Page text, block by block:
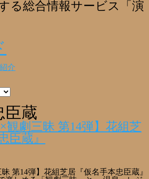
る総合情報サービス「演
介
臣蔵
観劇三昧 第14弾】花組芝
臣蔵』
第14弾】花組芝居『仮名手本忠臣蔵』